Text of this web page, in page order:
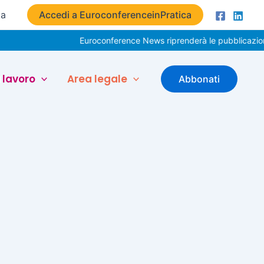
Accedi a EuroconferenceinPratica
Euroconference News riprenderà le
lavoro Area legale Abbonati